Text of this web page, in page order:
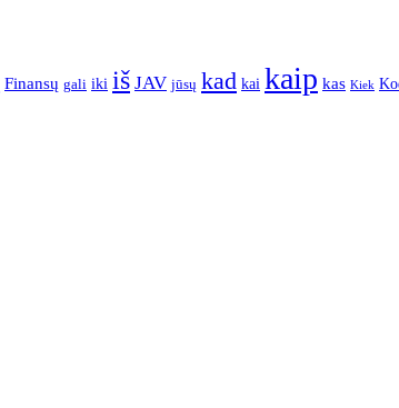
Finansų gali iki iš JAV jūsų kad kai kaip kas Kiek